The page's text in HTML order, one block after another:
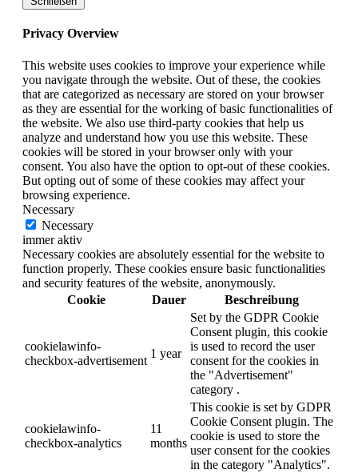
Privacy Overview
This website uses cookies to improve your experience while
you navigate through the website. Out of these, the cookies
that are categorized as necessary are stored on your browser
as they are essential for the working of basic functionalities of
the website. We also use third-party cookies that help us
analyze and understand how you use this website. These
cookies will be stored in your browser only with your
consent. You also have the option to opt-out of these cookies.
But opting out of some of these cookies may affect your
browsing experience.
Necessary
Necessary
immer aktiv
Necessary cookies are absolutely essential for the website to
function properly. These cookies ensure basic functionalities
and security features of the website, anonymously.
Cookie
Dauer Beschreibung
cookielawinfo-
checkbox-advertisement
1 year
Set by the GDPR Cookie
Consent plugin, this cookie
is used to record the user
consent for the cookies in
the "Advertisement"
category .
cookielawinfo-
checkbox-analytics
11
months
This cookie is set by GDPR
Cookie Consent plugin. The
cookie is used to store the
user consent for the cookies
in the category "Analytics".